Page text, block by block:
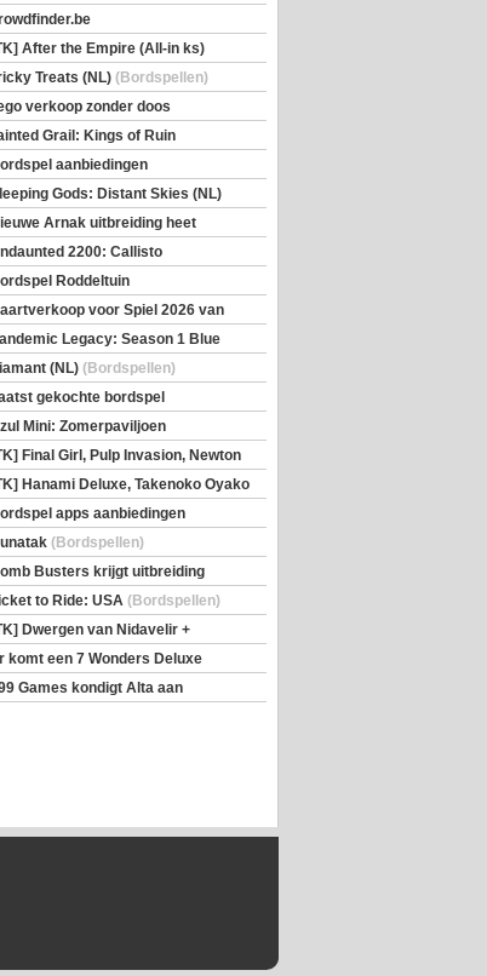
After the Empire (All-in ks)
Treats (NL) (Bordspellen)
verkoop zonder doos
Grail: Kings of Ruin
(Bordspellen)
aanbiedingen
Gods: Distant Skies (NL)
Arnak uitbreiding heet
2200: Callisto
Roddeltuin
voor Spiel 2026 van
Legacy: Season 1 Blue
(NL) (Bordspellen)
gekochte bordspel
Mini: Zomerpaviljoen
Final Girl, Pulp Invasion, Newton
Hanami Deluxe, Takenoko Oyako
apps aanbiedingen
(Bordspellen)
Busters krijgt uitbreiding
to Ride: USA (Bordspellen)
Dwergen van Nidavelir +
Detective
komt een 7 Wonders Deluxe
Games kondigt Alta aan